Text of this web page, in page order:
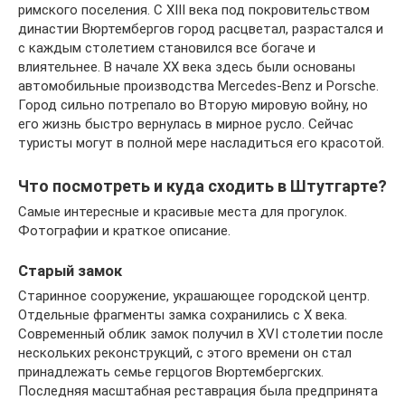
римского поселения. С XIII века под покровительством
династии Вюртембергов город расцветал, разрастался и
с каждым столетием становился все богаче и
влиятельнее. В начале XX века здесь были основаны
автомобильные производства Mercedes-Benz и Porsche.
Город сильно потрепало во Вторую мировую войну, но
его жизнь быстро вернулась в мирное русло. Сейчас
туристы могут в полной мере насладиться его красотой.
Что посмотреть и куда сходить в Штутгарте?
Самые интересные и красивые места для прогулок.
Фотографии и краткое описание.
Старый замок
Старинное сооружение, украшающее городской центр.
Отдельные фрагменты замка сохранились с X века.
Современный облик замок получил в XVI столетии после
нескольких реконструкций, с этого времени он стал
принадлежать семье герцогов Вюртембергских.
Последняя масштабная реставрация была предпринята